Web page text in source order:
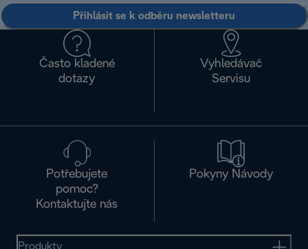
Přihlásit se k odběru newsletteru
Často kladené
dotazy
Vyhledávač
Servisu
Potřebujete
pomoc?
Kontaktujte nás
Pokyny Návody
Produkty